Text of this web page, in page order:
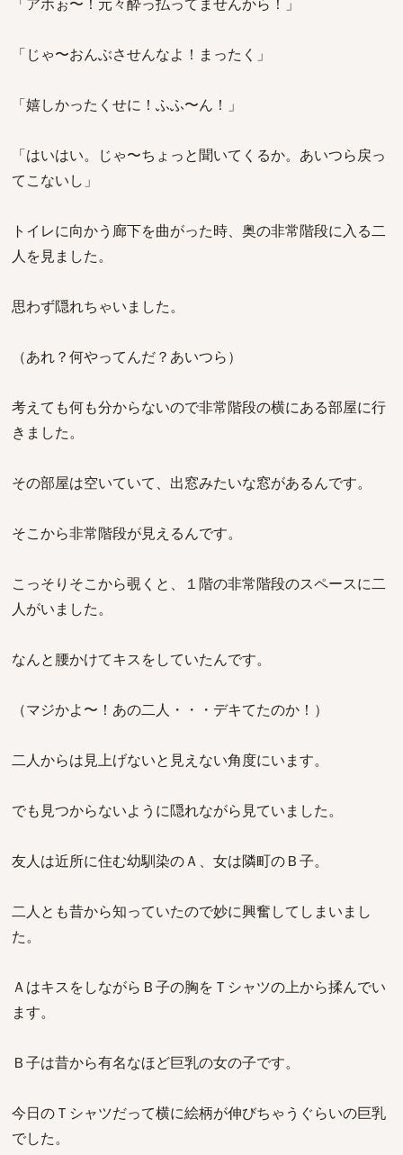
「じゃ〜おんぶさせんなよ！まったく」
「嬉しかったくせに！ふふ〜ん！」
「はいはい。じゃ〜ちょっと聞いてくるか。あいつら戻っ
てこないし」
トイレに向かう廊下を曲がった時、奥の非常階段に入る二
人を見ました。
思わず隠れちゃいました。
（あれ？何やってんだ？あいつら）
考えても何も分からないので非常階段の横にある部屋に行
きました。
その部屋は空いていて、出窓みたいな窓があるんです。
そこから非常階段が見えるんです。
こっそりそこから覗くと、１階の非常階段のスペースに二
人がいました。
なんと腰かけてキスをしていたんです。
（マジかよ〜！あの二人・・・デキてたのか！）
二人からは見上げないと見えない角度にいます。
でも見つからないように隠れながら見ていました。
友人は近所に住む幼馴染のＡ、女は隣町のＢ子。
二人とも昔から知っていたので妙に興奮してしまいまし
た。
ＡはキスをしながらＢ子の胸をＴシャツの上から揉んでい
ます。
Ｂ子は昔から有名なほど巨乳の女の子です。
今日のＴシャツだって横に絵柄が伸びちゃうぐらいの巨乳
でした。